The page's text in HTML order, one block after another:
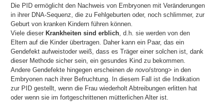
Die PID ermöglicht den Nachweis von Embryonen mit Veränderungen
in ihrer DNA-Sequenz, die zu Fehlgeburten oder, noch schlimmer, zur
Geburt von kranken Kindern führen können.
Viele dieser Krankheiten sind erblich, d.h. sie werden von den
Eltern auf die Kinder übertragen. Daher kann ein Paar, das ein
Gendefekt aufweistoder weiß, dass es Träger einer solchen ist, dank
dieser Methode sicher sein, ein gesundes Kind zu bekommen.
Andere Gendefekte hingegen erscheinende novo/strong> in den
Embryonen nach ihrer Befruchtung. In diesem Fall ist die Indikation
zur PID gestellt, wenn die Frau wiederholt Abtreibungen erlitten hat
oder wenn sie im fortgeschrittenen mütterlichen Alter ist.